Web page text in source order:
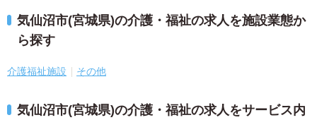
気仙沼市(宮城県)の介護・福祉の求人を施設業態か
ら探す
介護福祉施設 その他
気仙沼市(宮城県)の介護・福祉の求人をサービス内